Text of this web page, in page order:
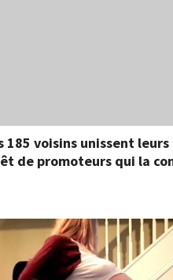
185 voisins unissent
de promoteurs qui la